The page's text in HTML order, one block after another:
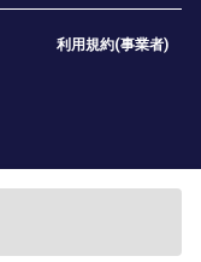
利用規約(事業者)